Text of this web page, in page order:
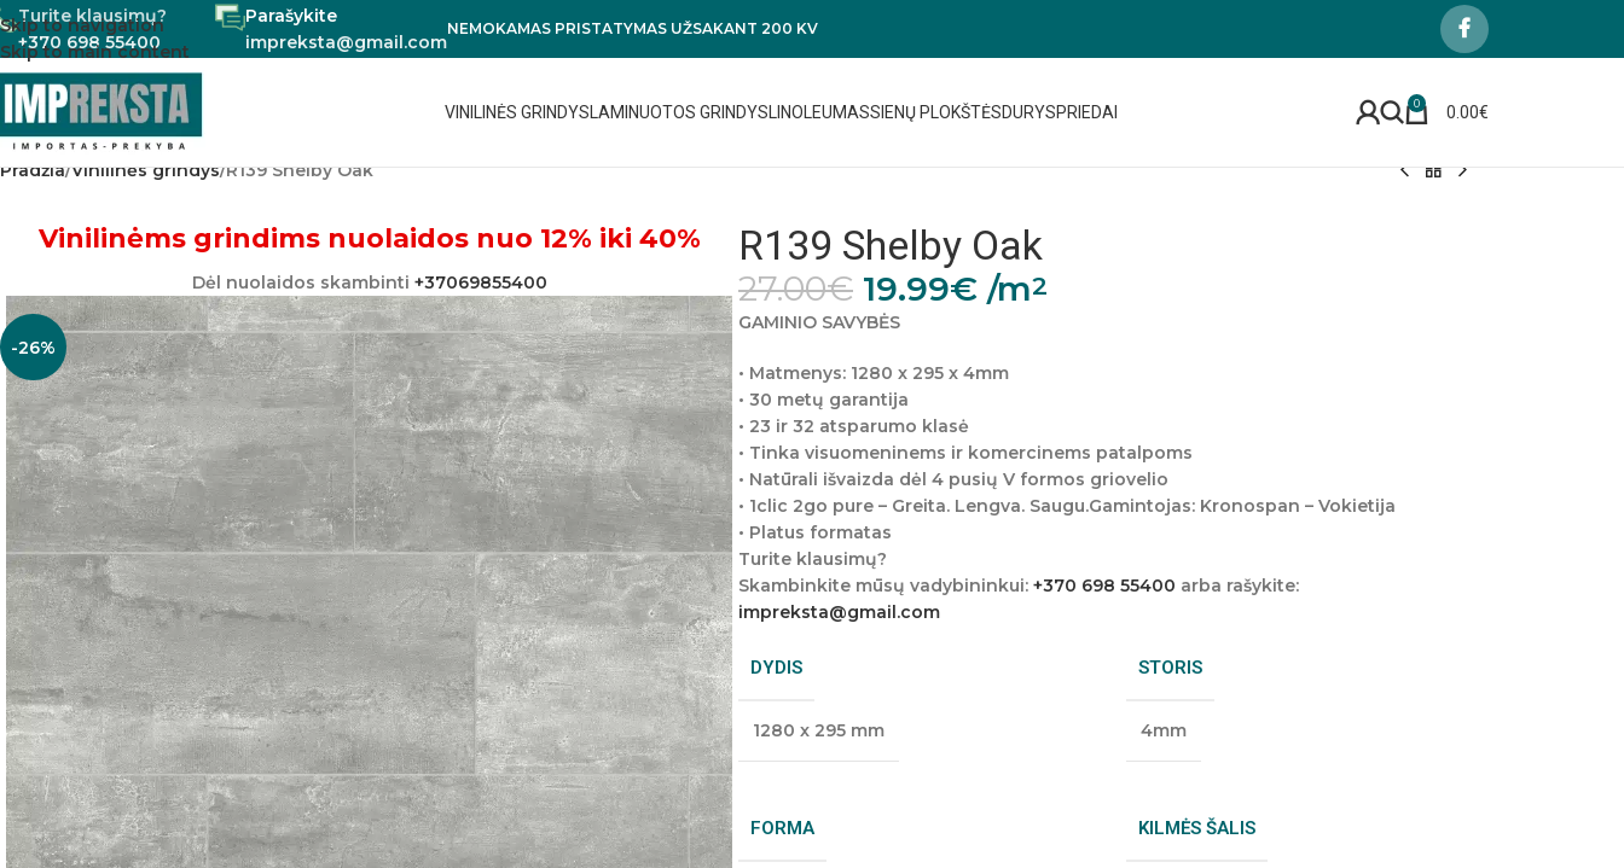
Skip to navigation
Skip to main content
Turite klausimų?
+370 698 55400
Parašykite
impreksta@gmail.com
NEMOKAMAS PRISTATYMAS UŽSAKANT 200 KV
VINILINĖS GRINDYS LAMINUOTOS GRINDYS LINOLEUMASSIENŲ PLOKŠTĖSDURYSPRIEDAI 0 0.00€
Pradžia Vinilinės grindys R139 Shelby Oak
Vinilinėms grindims nuolaidos nuo 12% iki 40%
Dėl nuolaidos skambinti +37069855400
-26%
R139 Shelby Oak
27.00€ 19.99€ /m2
GAMINIO SAVYBĖS
• Matmenys: 1280 x 295 x 4mm
• 30 metų garantija
• 23 ir 32 atsparumo klasė
• Tinka visuomeninems ir komercinems patalpoms
• Natūrali išvaizda dėl 4 pusių V formos griovelio
• 1clic 2go pure – Greita. Lengva. Saugu.Gamintojas: Kronospan – Vokietija
• Platus formatas
Turite klausimų?
Skambinkite mūsų vadybininkui: +370 698 55400 arba rašykite:
impreksta@gmail.com
DYDIS
1280 x 295 mm
STORIS
4mm
FORMA KILMĖS ŠALIS